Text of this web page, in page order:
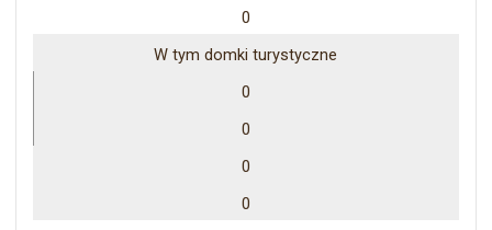
0
W tym domki turystyczne
0
0
0
0